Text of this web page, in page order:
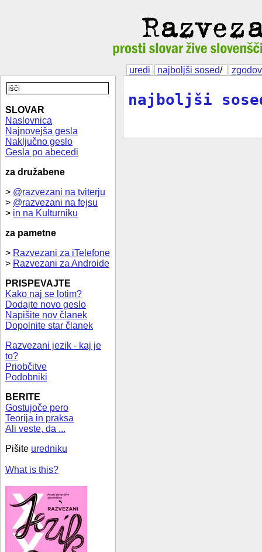
uredi najboljši sosed/
SLOVAR
Naslovnica
Najnovejša gesla
Naključno geslo
Gesla po abecedi
za družabene
> @razvezani na tviterju
> @razvezani na fejsu
> in na Kulturniku
za pametne
> Razvezani za iTelefone
> Razvezani za Androide
PRISPEVAJTE
Kako naj se lotim?
Dodajte novo geslo
Napišite nov članek
Dopolnite star članek
Razvezani jezik - kaj je
to?
Priobčitve
Podobniki
BERITE
Gostujoče pero
Teorija in praksa
Ali veste, da ...
Pišite uredniku
What is this?
najboljši